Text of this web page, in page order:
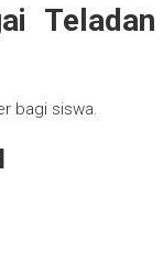
Teladan
bagi siswa.